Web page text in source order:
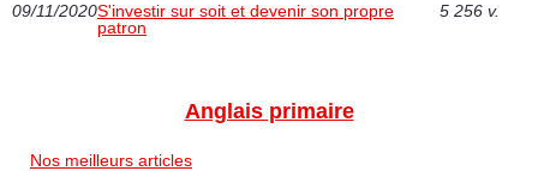
09/11/2020S'investir sur soit et devenir son propre
patron
5 256 v.
Anglais primaire
Nos meilleurs articles